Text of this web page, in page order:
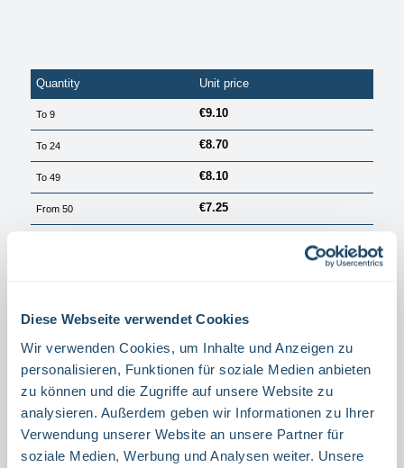
Diese Webseite verwendet Cookies
Wir verwenden Cookies, um Inhalte und Anzeigen zu
personalisieren, Funktionen für soziale Medien anbieten
zu können und die Zugriffe auf unsere Website zu
analysieren. Außerdem geben wir Informationen zu Ihrer
Verwendung unserer Website an unsere Partner für
soziale Medien, Werbung und Analysen weiter. Unsere
Quantity Unit price
To9 €9.10
To24 €8.70
To49 €8.10
From50 €7.25
Material
ALUMINIUM
FILM
Product Quantity: Enter the desired amount or use the buttons to increase or decrease the